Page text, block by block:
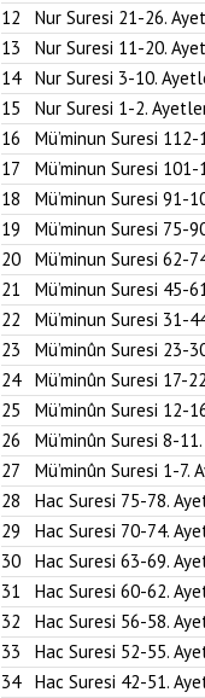
12
Nur Suresi 21-26.
13
Nur Suresi 11-20.
14
Nur Suresi 3-10.
15
Nur Suresi 1-2.
16
Mü’minun Suresi
17
Mü’minun Suresi
18
Mü’minun Suresi 91-
19
Mü’minun Suresi 75-
20
Mü’minun Suresi 62-
21
Mü’minun Suresi 45-
22
Mü’minun Suresi 31-
23
Mü’minûn Suresi 23-
24
Mü’minûn Suresi 17-
25
Mü’minûn Suresi 12-
26
Mü’minûn Suresi 8-
27
Mü’minûn Suresi 1-7.
28
Hac Suresi 75-78.
29
Hac Suresi 70-74.
30
Hac Suresi 63-69.
31
Hac Suresi 60-62.
32
Hac Suresi 56-58.
33
Hac Suresi 52-55.
34
Hac Suresi 42-51.